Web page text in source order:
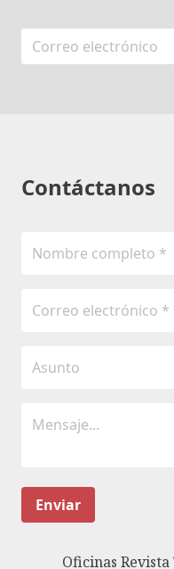
Contáctanos
Enviar
Oficinas